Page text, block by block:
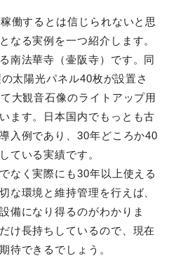
働するとは信じられないと思
なる実例を一つ紹介します。
南法華寺（壷阪寺）です。同
太陽光パネル40枚が設置さ
大観音石像のライトアップ用
ます。日本国内でもっとも古
入例であり、30年どころか40
ている実績です。
なく実際にも30年以上使える
な環境と維持管理を行えば、
備になり得るのがわかりま
け長持ちしているので、現在
待できるでしょう。